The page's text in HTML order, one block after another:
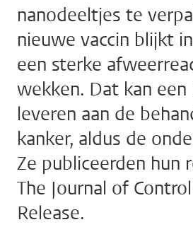
nanodeeltjes te
nieuwe vaccin blijkt
een sterke
wekken. Dat kan een
leveren aan de
kanker, aldus de
Ze publiceerden hun
The Journal of
Release.